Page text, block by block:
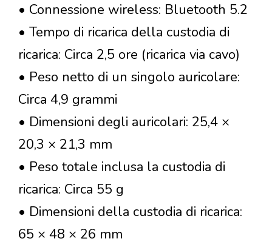
• Connessione wireless: Bluetooth 5.2
• Tempo di ricarica della custodia di
ricarica: Circa 2,5 ore (ricarica via cavo)
• Peso netto di un singolo auricolare:
Circa 4,9 grammi
• Dimensioni degli auricolari: 25,4 ×
20,3 × 21,3 mm
• Peso totale inclusa la custodia di
ricarica: Circa 55 g
• Dimensioni della custodia di ricarica:
65 × 48 × 26 mm